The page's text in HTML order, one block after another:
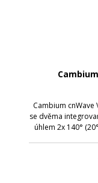
Cambium
se dvěma
úhlem 2x 140°